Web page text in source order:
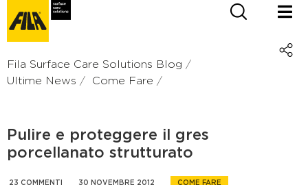
Fila Surface Care Solutions Blog
Ultime News
Come Fare
Pulire e proteggere il gres
porcellanato strutturato
23 COMMENTI 30 NOVEMBRE 2012 COME FARE